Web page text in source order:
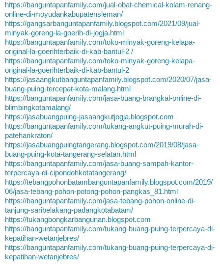
https://banguntapanfamily.com/jual-obat-chemical-kolam-renang-
online-di-moyudankabupatensleman/
https://gangsarbanguntapanfamily.blogspot.com/2021/09/jual-
minyak-goreng-la-goerih-di-jogja.html
https://banguntapanfamily.com/toko-minyak-goreng-kelapa-
original-la-goerihterbaik-di-kab-bantul-2 /
https://banguntapanfamily.com/toko-minyak-goreng-kelapa-
original-la-goerihterbaik-di-kab-bantul-2
https://jasaangkutbanguntapanfamily.blogspot.com/2020/07/jasa-
buang-puing-tercepat-kota-malang.html
https://banguntapanfamily.com/jasa-buang-brangkal-online-di-
blimbingkotamalang/
https://jasabuangpuing-jasaangkutjogja.blogspot.com
https://banguntapanfamily.com/tukang-angkut-puing-murah-di-
patehankraton/
https://jasabuangpuingtangerang.blogspot.com/2019/08/jasa-
buang-puing-kota-tangerang-selatan.html
https://banguntapanfamily.com/jasa-buang-sampah-kantor-
terpercaya-di-cipondohkotatangerang/
https://tebangpohonbatambanguntapanfamily.blogspot.com/2019/
06/jasa-tebang-pohon-potong-pohon-pangkas_81.html
https://banguntapanfamily.com/jasa-tebang-pohon-online-di-
tanjung-saribelakang-padangkotabatam/
https://tukangbongkarbangunan.blogspot.com
https://banguntapanfamily.com/tukang-buang-puing-terpercaya-di-
kepatihan-wetanjebres/
https://banguntapanfamily.com/tukang-buang-puing-terpercaya-di-
kepatihan-wetanjebres/